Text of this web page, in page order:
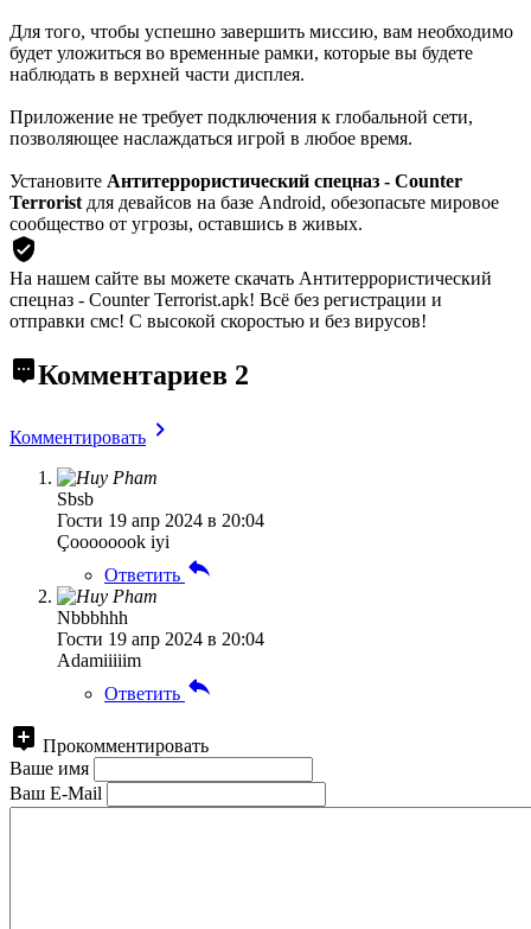
Для того, чтобы успешно завершить миссию, вам необходимо
будет уложиться во временные рамки, которые вы будете
наблюдать в верхней части дисплея.
Приложение не требует подключения к глобальной сети,
позволяющее наслаждаться игрой в любое время.
Установите Антитеррористический спецназ - Counter
Terrorist для девайсов на базе Android, обезопасьте мировое
сообщество от угрозы, оставшись в живых.
На нашем сайте вы можете скачать Антитеррористический
спецназ - Counter Terrorist.apk! Всё без регистрации и
отправки смс! С высокой скоростью и без вирусов!
Комментариев 2
Комментировать
Sbsb
Гости 19 апр 2024 в 20:04
Çoooooook iyi
Ответить
Nbbbhhh
Гости 19 апр 2024 в 20:04
Adamiiiiim
Ответить
Прокомментировать
Ваше имя
Ваш E-Mail